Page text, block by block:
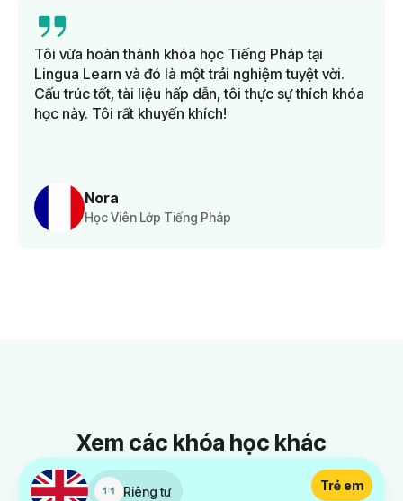
Nora
Học Viên Lớp Tiếng Pháp
Tôi vừa hoàn thành khóa học Tiếng Pháp tại
Lingua Learn và đó là một trải nghiệm tuyệt vời.
Cấu trúc tốt, tài liệu hấp dẫn, tôi thực sự thích khóa
học này. Tôi rất khuyến khích!
Xem các khóa học khác
Riêng tư Trẻ em